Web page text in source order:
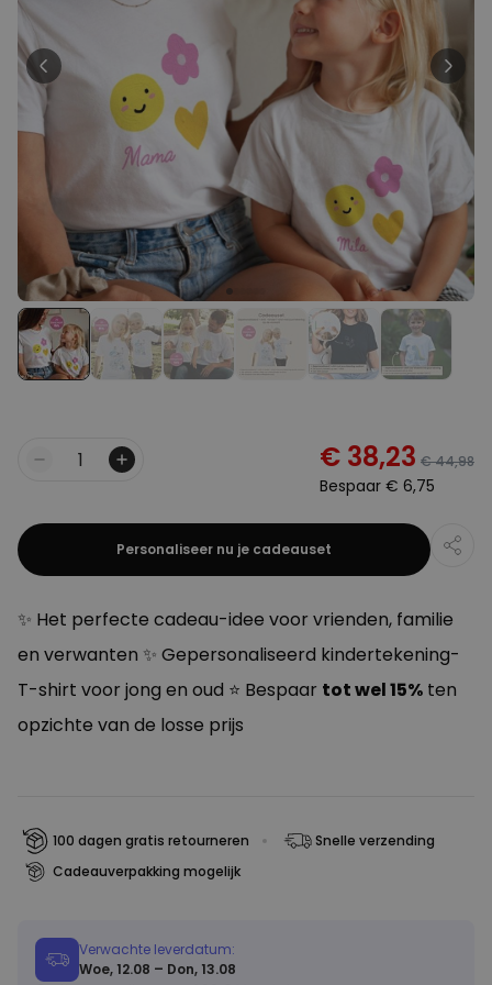
Personaliseerbaar
Gepersonaliseerde boxershort
met gezicht en tekst
Meer dan
11.600
keer
gekocht
29,99 €
Personaliseerbaar
Gepersonaliseerde boxershort
met rits ontwerp
Meer dan
700
keer
gekocht
29,99 €
Polaroid-look
Gepersonaliseerde
Geurhanger set van 2
Meer dan
13.900
keer
gekocht
19,99 €
€ 38,23 € 44,98
Bespaar € 6,75
Personaliseer nu je cadeauset
✨ Het perfecte cadeau-idee voor vrienden, familie
en verwanten ✨ Gepersonaliseerd kindertekening-
T-shirt voor jong en oud ⭐ Bespaar tot wel 15% ten
opzichte van de losse prijs
100 dagen gratis retourneren
Snelle verzending
Cadeauverpakking mogelijk
Verwachte leverdatum:
Woe, 12.08 – Don, 13.08